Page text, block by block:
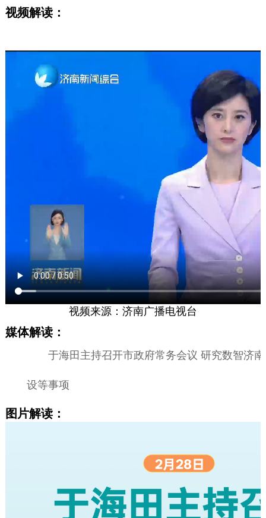
视频解读：
视频来源：济南广播电视台
媒体解读：
于海田主持召开市政府常务会议 研究数智济
设等事项
图片解读：